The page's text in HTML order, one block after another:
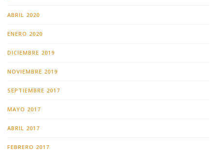
ABRIL 2020
ENERO 2020
DICIEMBRE 2019
NOVIEMBRE 2019
SEPTIEMBRE 2017
MAYO 2017
ABRIL 2017
FEBRERO 2017